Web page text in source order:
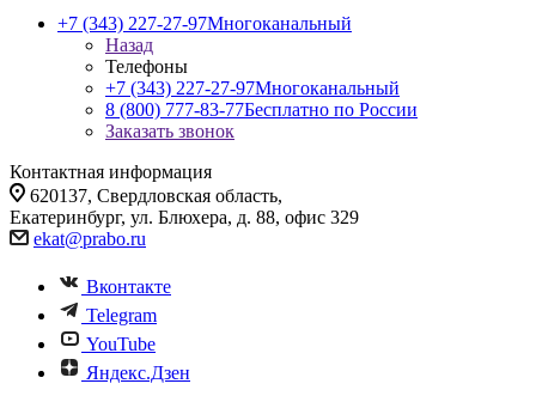
+7 (343) 227-27-97Многоканальный
Назад
Телефоны
+7 (343) 227-27-97Многоканальный
8 (800) 777-83-77Бесплатно по России
Заказать звонок
Контактная информация
620137, Свердловская область,
Екатеринбург, ул. Блюхера, д. 88, офис 329
ekat@prabo.ru
Вконтакте
Telegram
YouTube
Яндекс.Дзен